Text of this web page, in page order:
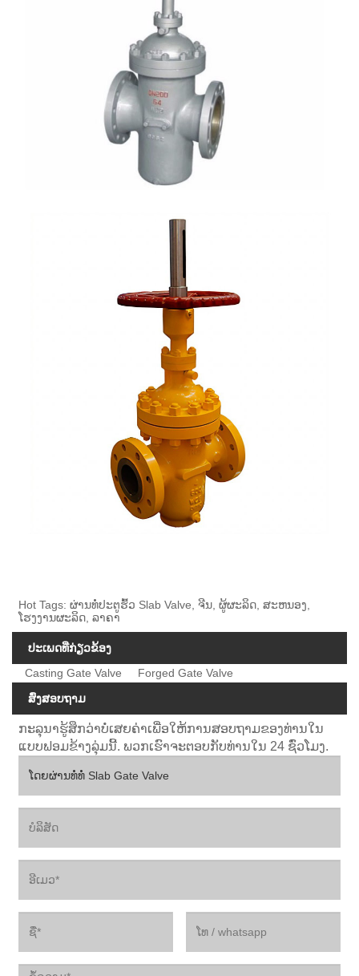
Hot Tags: ຜ່ານທໍ່ປະຕູຮົ້ວ Slab Valve, ຈີນ, ຜູ້ຜະລິດ, ສະຫນອງ,
ໂຮງງານຜະລິດ, ລາຄາ
ປະເພດທີ່ກ່ຽວຂ້ອງ
Casting Gate Valve
Forged Gate Valve
ສົ່ງສອບຖາມ
ກະລຸນາຮູ້ສຶກວ່າບໍ່ເສຍຄ່າເພື່ອໃຫ້ການສອບຖາມຂອງທ່ານໃນ
ແບບຟອມຂ້າງລຸ່ມນີ້. ພວກເຮົາຈະຕອບກັບທ່ານໃນ 24 ຊົ່ວໂມງ.